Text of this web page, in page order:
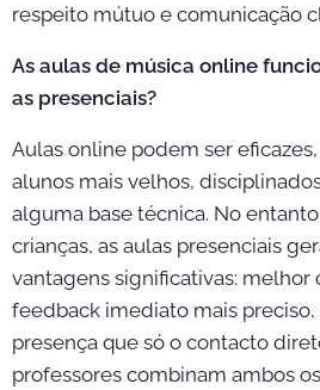
respeito mútuo e comunicação
As aulas de música online
as presenciais?
Aulas online podem ser
alunos mais velhos,
alguma base técnica. No
crianças, as aulas presenciais
vantagens significativas: melhor
feedback imediato mais preciso,
presença que só o contacto
professores combinam ambos